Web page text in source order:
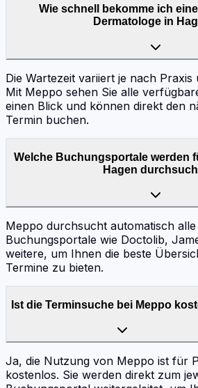
Wie schnell bekomme ich
Dermatologe in
Die Wartezeit variiert je nach Praxis
Mit Meppo sehen Sie alle
einen Blick und können direkt den
Termin buchen.
Welche Buchungsportale werden
Hagen
Meppo durchsucht automatisch
Buchungsportale wie Doctolib,
weitere, um Ihnen die beste
Termine zu bieten.
Ist die Terminsuche bei Meppo
Ja, die Nutzung von Meppo ist für
kostenlos. Sie werden direkt zum